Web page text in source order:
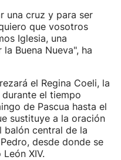
una cruz y para ser
que vosotros
Iglesia, una
Buena Nueva", ha
el Regina Coeli, la
el tiempo
de Pascua hasta el
sustituye a la oración
balón central de la
desde donde se
XIV.